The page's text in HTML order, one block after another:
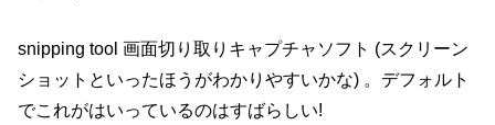
snipping tool 画面切り取りキャプチャソフト (スクリーン
ショットといったほうがわかりやすいかな) 。デフォルト
でこれがはいっているのはすばらしい!